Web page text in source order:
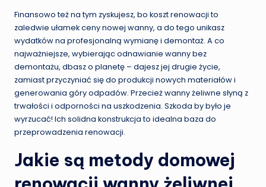
Finansowo też na tym zyskujesz, bo koszt renowacji to
zaledwie ułamek ceny nowej wanny, a do tego unikasz
wydatków na profesjonalną wymianę i demontaż. A co
najważniejsze, wybierając odnawianie wanny bez
demontażu, dbasz o planetę – dajesz jej drugie życie,
zamiast przyczyniać się do produkcji nowych materiałów i
generowania góry odpadów. Przecież wanny żeliwne słyną z
trwałości i odporności na uszkodzenia. Szkoda by było je
wyrzucać! Ich solidna konstrukcja to idealna baza do
przeprowadzenia renowacji.
Jakie są metody domowej